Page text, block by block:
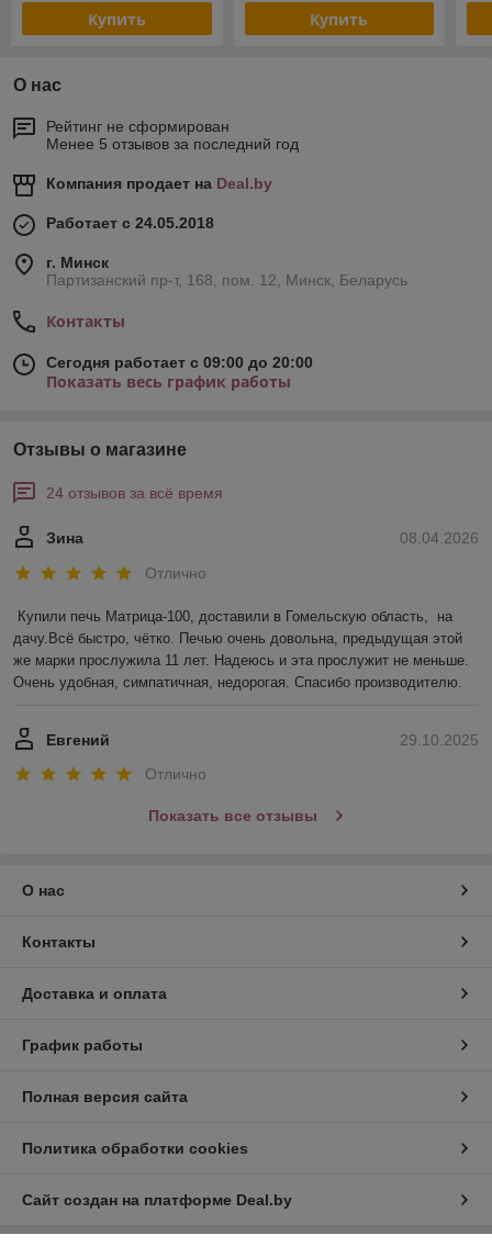
Купить Купить
О нас
Рейтинг не сформирован
Менее 5 отзывов за последний год
Компания продает на Deal.by
Работает с 24.05.2018
г. Минск
Партизанский пр-т, 168, пом. 12, Минск, Беларусь
Контакты
Сегодня работает с 09:00 до 20:00
Показать весь график работы
Отзывы о магазине
24 отзывов за всё время
08.04.2026
Зина
Отлично
Купили печь Матрица-100, доставили в Гомельскую область,  на
дачу.Всё быстро, чётко. Печью очень довольна, предыдущая этой
же марки прослужила 11 лет. Надеюсь и эта прослужит не меньше.
Очень удобная, симпатичная, недорогая. Спасибо производителю.
29.10.2025
Евгений
Отлично
Показать все отзывы
О нас
Контакты
Доставка и оплата
График работы
Полная версия сайта
Политика обработки cookies
Сайт создан на платформе Deal.by